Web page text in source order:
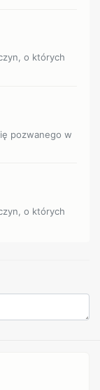
o których
pozwanego w
o których